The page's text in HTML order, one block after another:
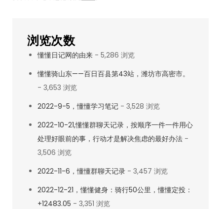
投：
+25729.32
浏览次数
懂懂日记网的由来 - 5,286 浏览
懂懂骑山东——百日百县第43站，潍坊市高密市。
- 3,653 浏览
2022-9-5，懂懂学习笔记 - 3,528 浏览
2022-10-21,懂懂群聊天记录，按顺序一件一件用心
处理好眼前的事，行动才是解决焦虑的最好办法 -
3,506 浏览
2022-11-6，懂懂群聊天记录 - 3,457 浏览
2022-12-21，懂懂健身：骑行50公里，懂懂定投：
+12483.05 - 3,351 浏览